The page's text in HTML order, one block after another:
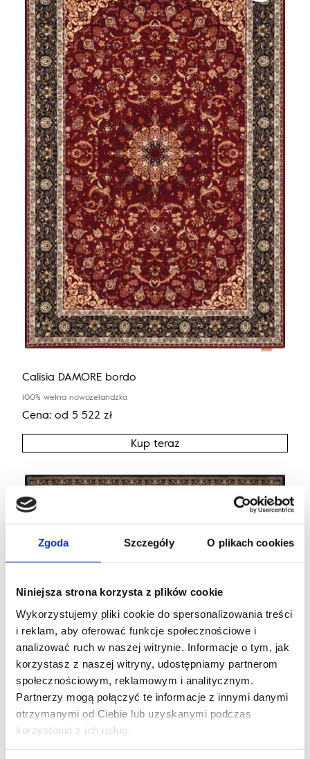
Zgoda Szczegóły O plikach cookies
Niniejsza strona korzysta z plików cookie
Wykorzystujemy pliki cookie do spersonalizowania treści
i reklam, aby oferować funkcje społecznościowe i
analizować ruch w naszej witrynie. Informacje o tym, jak
korzystasz z naszej witryny, udostępniamy partnerom
społecznościowym, reklamowym i analitycznym.
Partnerzy mogą połączyć te informacje z innymi danymi
otrzymanymi od Ciebie lub uzyskanymi podczas
korzystania z ich usług.
Calisia DAMORE bordo
100% wełna nowozelandzka
Cena: od 5 522 zł
Kup teraz